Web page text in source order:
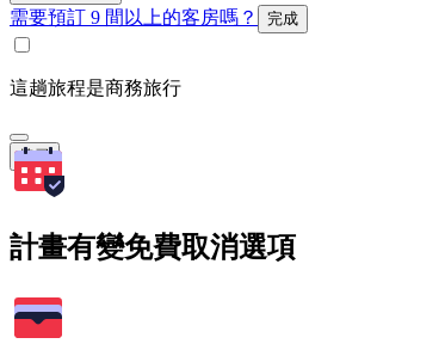
需要預訂 9 間以上的客房嗎？ 完成
這趟旅程是商務旅行
搜尋
計畫有變免費取消選項